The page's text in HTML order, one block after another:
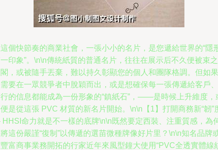
個快節奏的商業社會，一張小小的名片，是您遞給世界的“隱
印象”。\n\n傳統紙質的普通名片，往往在展示后不久便被束之
，或被隨手丟棄，難以持久彰顯您的個人和團隊格調。但如果
要在一眾競爭者中脫穎而出，或是想確保每一張傳遞給客戶、
的信息都能成為一份形象的“鎮紙石”，——是時候上升維度，
是從這張 PVC 材質的新名片開始。\n\n【1】打開商務新“韌”
命力就是不一樣的底牌\n\n既然要定西裝、注重質感，為
這份嚴謹“復制”以傳遞的選苗微種牌像好片里？\n\n知名品牌
富商事業務開拓的行家近年來風型鐘大使用“PVC全透實體線